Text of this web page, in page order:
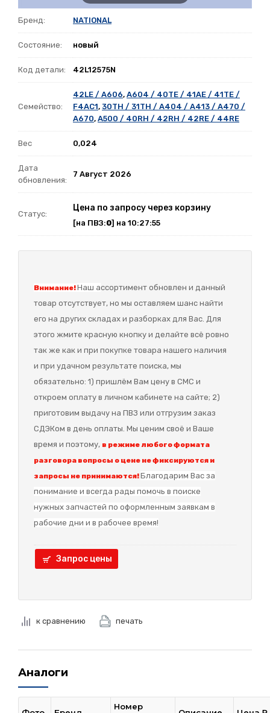
Бренд: NATIONAL
Состояние: новый
Код детали: 42L12575N
Семейство:
42LE / A606, A604 / 40TE / 41AE / 41TE /
F4AC1, 30TH / 31TH / A404 / A413 / A470 /
A670, A500 / 40RH / 42RH / 42RE / 44RE
Вес 0,024
Дата
обновления:
7 Август 2026
Статус:
Цена по запросу через корзину
[на ПВЗ:0] на 10:27:55
Внимание!Наш ассортимент обновлен и данный
товар отсутствует, но мы оставляем шанс найти
его на других складах и разборках для Вас. Для
этого жмите красную кнопку и делайте всё ровно
так же как и при покупке товара нашего наличия
и при удачном результате поиска, мы
обязательно: 1) пришлём Вам цену в СМС и
откроем оплату в личном кабинете на сайте; 2)
приготовим выдачу на ПВЗ или отгрузим заказ
СДЭКом в день оплаты. Мы ценим своё и Ваше
время и поэтому, в режиме любого формата
разговора вопросы о цене не фиксируются и
запросы не принимаются!Благодарим Вас за
понимание и всегда рады помочь в поиске
нужных запчастей по оформленным заявкам в
рабочие дни и в рабочее время!
Запрос цены
к сравнению печать
Аналоги
Номер